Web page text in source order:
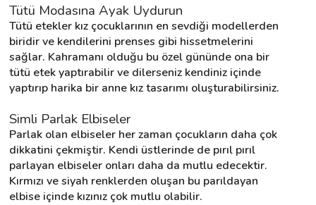
Tütü Modasına Ayak Uydurun
Tütü etekler kız çocuklarının en sevdiği modellerden
biridir ve kendilerini prenses gibi hissetmelerini
sağlar. Kahramanı olduğu bu özel gününde ona bir
tütü etek yaptırabilir ve dilerseniz kendiniz içinde
yaptırıp harika bir anne kız tasarımı oluşturabilirsiniz.
Simli Parlak Elbiseler
Parlak olan elbiseler her zaman çocukların daha çok
dikkatini çekmiştir. Kendi üstlerinde de pırıl pırıl
parlayan elbiseler onları daha da mutlu edecektir.
Kırmızı ve siyah renklerden oluşan bu parıldayan
elbise içinde kızınız çok mutlu olabilir.